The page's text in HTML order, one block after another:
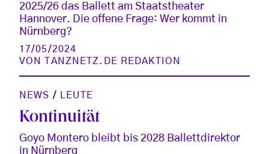
2025/26 das Ballett am Staatstheater
Hannover. Die offene Frage: Wer kommt in
Nürnberg?
17/05/2024
VON
TANZNETZ.DE REDAKTION
NEWS / LEUTE
Kontinuität
Goyo Montero bleibt bis 2028 Ballettdirektor
in Nürnberg